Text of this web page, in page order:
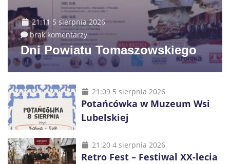
21:11 5 sierpnia 2026
brak komentarzy
Dni Powiatu Tomaszowskiego
21:09 5 sierpnia 2026
Potańcówka w Muzeum Wsi
Lubelskiej
21:20 4 sierpnia 2026
Retro Fest – Festiwal XX-lecia